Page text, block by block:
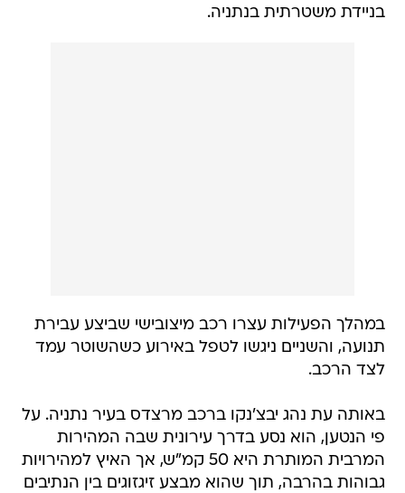
בניידת משטרתית בנתניה.
במהלך הפעילות עצרו רכב מיצובישי שביצע עבירת
תנועה, והשניים ניגשו לטפל באירוע כשהשוטר עמד
לצד הרכב.
באותה עת נהג יבצ'נקו ברכב מרצדס בעיר נתניה. על
פי הנטען, הוא נסע בדרך עירונית שבה המהירות
המרבית המותרת היא 50 קמ"ש, אך האיץ למהירויות
גבוהות בהרבה, תוך שהוא מבצע זיגזוגים בין הנתיבים